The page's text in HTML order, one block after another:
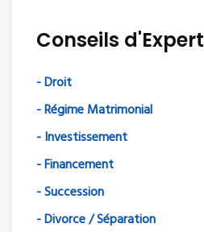
Conseils d'Expert
- Droit
- Régime Matrimonial
- Investissement
- Financement
- Succession
- Divorce / Séparation